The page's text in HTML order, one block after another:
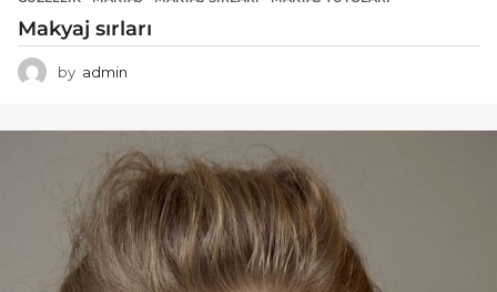
Makyaj sırları
by admin